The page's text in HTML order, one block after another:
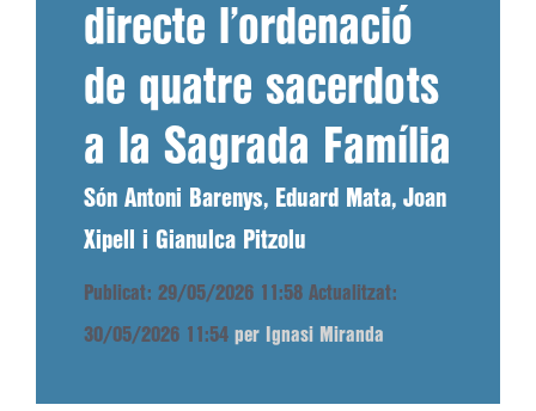
directe l’ordenació
de quatre sacerdots
a la Sagrada Família
Són Antoni Barenys, Eduard Mata, Joan
Xipell i Gianulca Pitzolu
Publicat: 29/05/2026 11:58 Actualitzat:
30/05/2026 11:54 per Ignasi Miranda